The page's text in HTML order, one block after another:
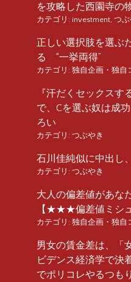
を攻略した西園寺の
カテゴリ: investment つぶ
正しい選択肢を選ぶ
る “一挙両得”
カテゴリ: 独自企画・独自
『汗だくセックスす
で、Cを選ぶ奴は成
ろい
カテゴリ: つぶやき
石川佳純似に中出し
カテゴリ: つぶやき
大人の偏差値があな
【★★★偏差値ミシ
カテゴリ: 独自企画・独自
男女の賃金差は、「
ビデンス経済学で決
でポリコレやるつも